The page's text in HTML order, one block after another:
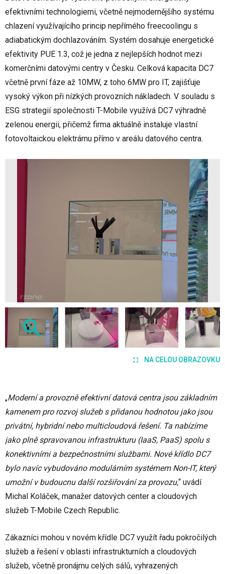
efektivními technologiemi, včetně nejmodernějšího systému
chlazení využívajícího princip nepřímého freecoolingu s
adiabatickým dochlazováním. Systém dosahuje energetické
efektivity PUE 1.3, což je jedna z nejlepších hodnot mezi
komerčními datovými centry v Česku. Celková kapacita DC7
včetně první fáze až 10MW, z toho 6MW pro IT, zajišťuje
vysoký výkon při nízkých provozních nákladech. V souladu s
ESG strategií společnosti T-Mobile využívá DC7 výhradně
zelenou energii, přičemž firma aktuálně instaluje vlastní
fotovoltaickou elektrárnu přímo v areálu datového centra.
NA CELOU OBRAZOVKU
„Moderní a provozně efektivní datová centra jsou základním
kamenem pro rozvoj služeb s přidanou hodnotou jako jsou
privátní, hybridní nebo multicloudová řešení. Ta nabízíme
jako plně spravovanou infrastrukturu (IaaS, PaaS) spolu s
konektivními a bezpečnostními službami. Nové křídlo DC7
bylo navíc vybudováno modulárním systémem Non-IT, který
umožní v budoucnu další rozšiřování za provozu,“ uvádí
Michal Koláček, manažer datových center a cloudových
služeb T-Mobile Czech Republic.
Zákazníci mohou v novém křídle DC7 využít řadu pokročilých
služeb a řešení v oblasti infrastrukturních a cloudových
služeb, včetně pronájmu celých sálů, vyhrazených